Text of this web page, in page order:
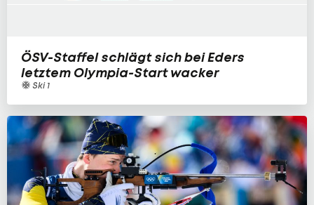
ÖSV-Staffel schlägt sich bei Eders
letztem Olympia-Start wacker
Ski 1